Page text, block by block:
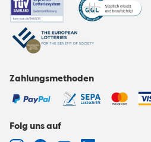
Zahlungsmethoden
Folg uns auf